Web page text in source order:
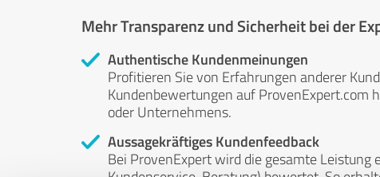
Mehr Transparenz und Sicherheit bei der
Authentische Kundenmeinungen
Profitieren Sie von Erfahrungen anderer
Kundenbewertungen auf ProvenExpert.com
oder Unternehmens.
Aussagekräftiges Kundenfeedback
Bei ProvenExpert wird die gesamte